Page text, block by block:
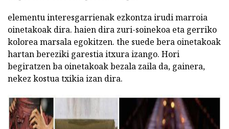
elementu interesgarrienak ezkontza irudi marroia
oinetakoak dira. haien dira zuri-soinekoa eta gerriko
kolorea marsala egokitzen. the suede bera oinetakoak
hartan bereziki garestia itxura izango. Hori
begiratzen ba oinetakoak bezala zaila da, gainera,
nekez kostua txikia izan dira.